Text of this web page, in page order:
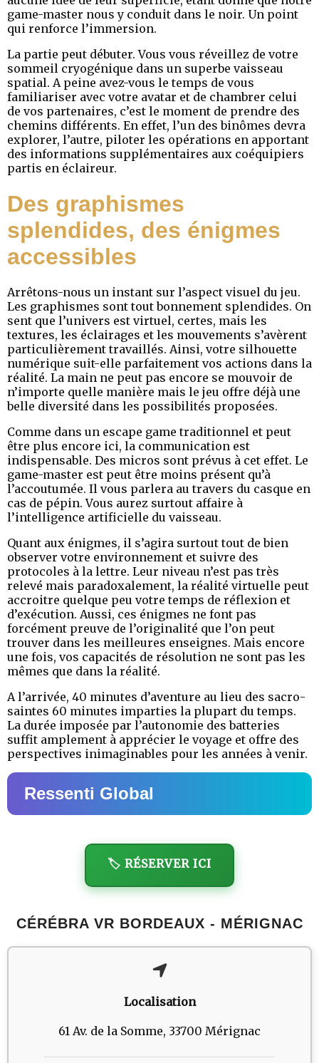
game-master nous y conduit dans le noir. Un point
qui renforce l’immersion.
La partie peut débuter. Vous vous réveillez de votre
sommeil cryogénique dans un superbe vaisseau
spatial. A peine avez-vous le temps de vous
familiariser avec votre avatar et de chambrer celui
de vos partenaires, c’est le moment de prendre des
chemins différents. En effet, l’un des binômes devra
explorer, l’autre, piloter les opérations en apportant
des informations supplémentaires aux coéquipiers
partis en éclaireur.
Des graphismes
splendides, des énigmes
accessibles
Arrêtons-nous un instant sur l’aspect visuel du jeu.
Les graphismes sont tout bonnement splendides. On
sent que l’univers est virtuel, certes, mais les
textures, les éclairages et les mouvements s’avèrent
particulièrement travaillés. Ainsi, votre silhouette
numérique suit-elle parfaitement vos actions dans la
réalité. La main ne peut pas encore se mouvoir de
n’importe quelle manière mais le jeu offre déjà une
belle diversité dans les possibilités proposées.
Comme dans un escape game traditionnel et peut
être plus encore ici, la communication est
indispensable. Des micros sont prévus à cet effet. Le
game-master est peut être moins présent qu’à
l’accoutumée. Il vous parlera au travers du casque en
cas de pépin. Vous aurez surtout affaire à
l’intelligence artificielle du vaisseau.
Quant aux énigmes, il s’agira surtout tout de bien
observer votre environnement et suivre des
protocoles à la lettre. Leur niveau n’est pas très
relevé mais paradoxalement, la réalité virtuelle peut
accroitre quelque peu votre temps de réflexion et
d’exécution. Aussi, ces énigmes ne font pas
forcément preuve de l’originalité que l’on peut
trouver dans les meilleures enseignes. Mais encore
une fois, vos capacités de résolution ne sont pas les
mêmes que dans la réalité.
A l’arrivée, 40 minutes d’aventure au lieu des sacro-
saintes 60 minutes imparties la plupart du temps.
La durée imposée par l’autonomie des batteries
suffit amplement à apprécier le voyage et offre des
perspectives inimaginables pour les années à venir.
Ressenti Global
🏷️ RÉSERVER ICI
CÉRÉBRA VR BORDEAUX - MÉRIGNAC
Localisation
61 Av. de la Somme, 33700 Mérignac